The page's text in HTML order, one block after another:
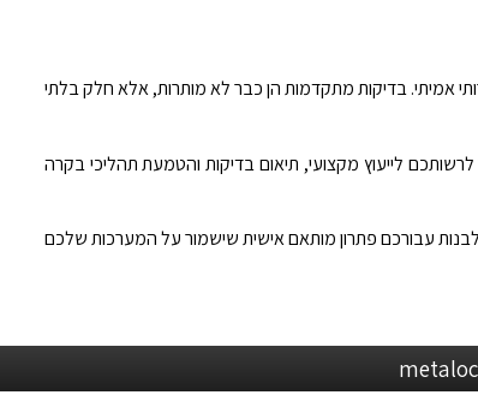
אמיתי. בדיקות מתקדמות הן כבר לא מותרות, אלא חלק בלתי
לייעוץ מקצועי, תיאום בדיקות והטמעת תהליכי בקרה
עבורכם פתרון מותאם אישית שישמור על המערכות שלכם